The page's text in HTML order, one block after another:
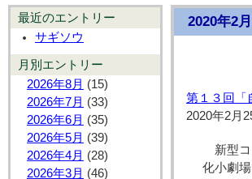
最近のエントリー
サギソウ
月別エントリー
2026年8月 (15)
2026年7月 (33)
2026年6月 (35)
2026年5月 (39)
2026年4月 (28)
2026年3月 (46)
2020年2
第１３回「
2020年2月
新型
化小劇